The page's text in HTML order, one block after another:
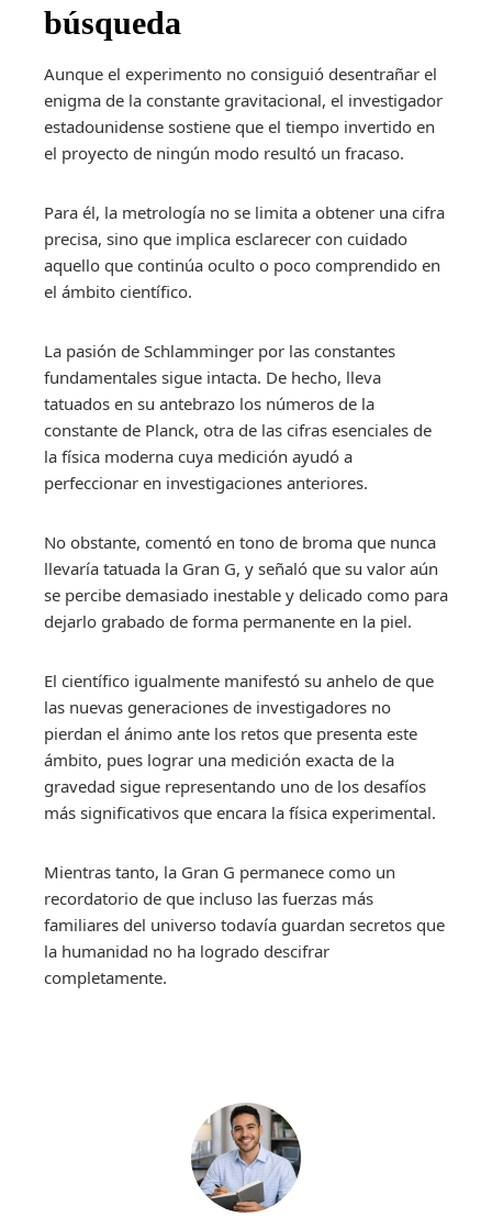
búsqueda
Aunque el experimento no consiguió desentrañar el
enigma de la constante gravitacional, el investigador
estadounidense sostiene que el tiempo invertido en
el proyecto de ningún modo resultó un fracaso.
Para él, la metrología no se limita a obtener una cifra
precisa, sino que implica esclarecer con cuidado
aquello que continúa oculto o poco comprendido en
el ámbito científico.
La pasión de Schlamminger por las constantes
fundamentales sigue intacta. De hecho, lleva
tatuados en su antebrazo los números de la
constante de Planck, otra de las cifras esenciales de
la física moderna cuya medición ayudó a
perfeccionar en investigaciones anteriores.
No obstante, comentó en tono de broma que nunca
llevaría tatuada la Gran G, y señaló que su valor aún
se percibe demasiado inestable y delicado como para
dejarlo grabado de forma permanente en la piel.
El científico igualmente manifestó su anhelo de que
las nuevas generaciones de investigadores no
pierdan el ánimo ante los retos que presenta este
ámbito, pues lograr una medición exacta de la
gravedad sigue representando uno de los desafíos
más significativos que encara la física experimental.
Mientras tanto, la Gran G permanece como un
recordatorio de que incluso las fuerzas más
familiares del universo todavía guardan secretos que
la humanidad no ha logrado descifrar
completamente.